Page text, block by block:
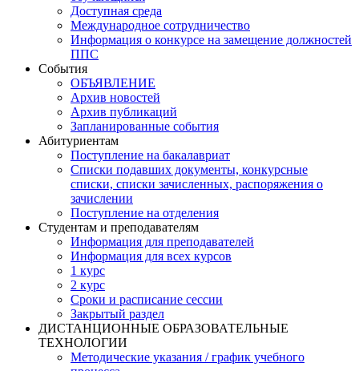
Доступная среда
Международное сотрудничество
Информация о конкурсе на замещение должностей
ППС
События
ОБЪЯВЛЕНИЕ
Архив новостей
Архив публикаций
Запланированные события
Абитуриентам
Поступление на бакалавриат
Списки подавших документы, конкурсные
списки, списки зачисленных, распоряжения о
зачислении
Поступление на отделения
Студентам и преподавателям
Информация для преподавателей
Информация для всех курсов
1 курс
2 курс
Сроки и расписание сессии
Закрытый раздел
ДИСТАНЦИОННЫЕ ОБРАЗОВАТЕЛЬНЫЕ
ТЕХНОЛОГИИ
Методические указания / график учебного